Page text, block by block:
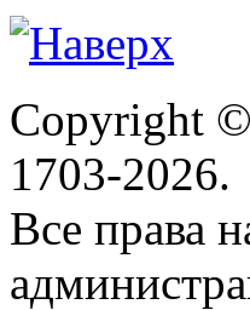
Copyright ©
1703-2026.
Все права